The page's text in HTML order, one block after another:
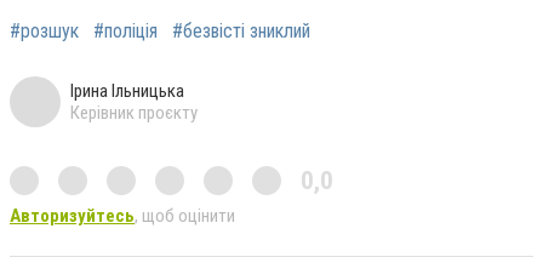
#розшук #поліція #безвісті зниклий
Ірина Ільницька
Керівник проєкту
0,0
Авторизуйтесь, щоб оцінити